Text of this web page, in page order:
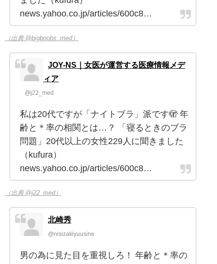
news.yahoo.co.jp/articles/600c8…
（出典 @bigboobs_med）
JOY-NS｜女医が運営する医療情報メデ
ィア
@j22_med
私は20代ですが「ナイトブラ」派です🫣 年
齢と＊率の相関とは…？ 「寝るときのブラ
問題」20代以上の女性229人に聞きました
（kufura）
news.yahoo.co.jp/articles/600c8…
（出典 @j22_med）
北崎秀
@nisizakiyuusine
男の為に見た目を重視しろ！ 年齢と＊率の